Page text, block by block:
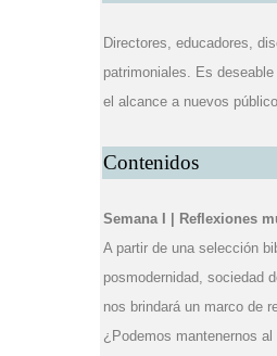
Directores, educadores,
patrimoniales. Es
el alcance a nuevos
Contenidos
Semana I | Reflexiones
A partir de una selección
posmodernidad, sociedad
nos brindará un marco de
¿Podemos mantenernos